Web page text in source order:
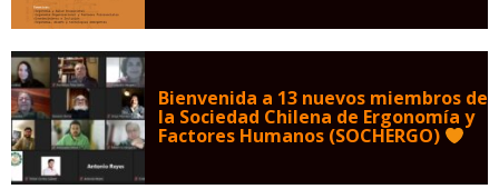
Bienvenida a 13 nuevos miembros de
la Sociedad Chilena de Ergonomía y
Factores Humanos (SOCHERGO)